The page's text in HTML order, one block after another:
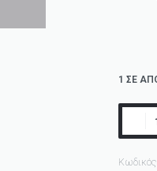
1 ΣΕ
Κωδικός